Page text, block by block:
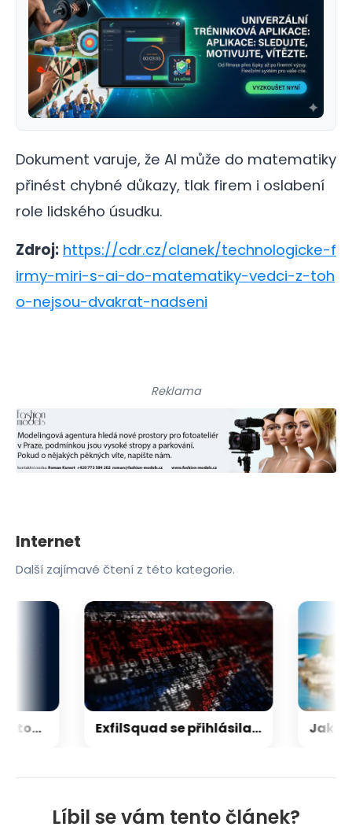
Dokument varuje, že AI může do matematiky
přinést chybné důkazy, tlak firem i oslabení
role lidského úsudku.
Zdroj: https://cdr.cz/clanek/technologicke-f
irmy-miri-s-ai-do-matematiky-vedci-z-toh
o-nejsou-dvakrat-nadseni
Líbil se vám tento článek?
Reklama
Internet
Další zajímavé čtení z této kategorie.
Vědci posunuli kvantový internet. Propojili ho s běžným internetem ExfilSquad se přihlásila k útoku na britskou policii. Žádala výkupné za mlčení